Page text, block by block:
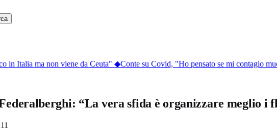
in Italia ma non viene da Ceuta"◆ Conte su Covid, "Ho pensato se mi contagio
“La vera sfida è organizzare meglio i